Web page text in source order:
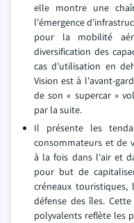
elle montre une
l'émergence
pour la mobilité
diversification des
cas d'utilisation en
Vision est à l'avant-
de son « supercar »
par la suite.
Il présente les
consommateurs et de
à la fois dans l'air et
pour but de
créneaux
défense des îles.
polyvalents reflète les